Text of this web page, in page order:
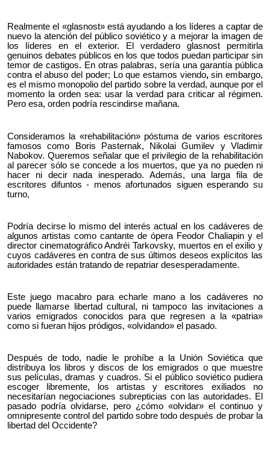
Realmente el «glasnost» está ayudando a los líderes a captar de
nuevo la atención del público soviético y a mejorar la imagen de
los líderes en el exterior. El verdadero glasnost permitirla
genuinos debates públicos en los que todos puedan participar sin
temor de castigos. En otras palabras, sería una garantía pública
contra el abuso del poder; Lo que estamos viendo,sin embargo,
es el mismo monopolio del partido sobre la verdad, aunque por el
momento la orden sea: usar la verdad para criticar al régimen.
Pero esa, orden podría rescindirse mañana.
Consideramos la «rehabilitación» póstuma de varios escritores
famosos como Boris Pasternak, Nikolai Gumilev y Vladimir
Nabokov. Queremos señalar que el privilegio de la rehabilitación
al parecer sólo se concede a los muertos, que ya no pueden ni
hacer ni decir nada inesperado. Además, una larga fila de
escritores difuntos - menos afortunados siguen esperando su
turno,
Podría decirse lo mismo del interés actual en los cadáveres de
algunos artistas como cantante de ópera Feodor Chaliapin y el
director cinematográfico Andréi Tarkovsky, muertos en el exilio y
cuyos cadáveres en contra de sus últimos deseos explícitos las
autoridades están tratando de repatriar desesperadamente.
Este juego macabro para echarle mano a los cadáveres no
puede llamarse libertad cultural, ni tampoco las invitaciones a
varios emigrados conocidos para que regresen a la «patria»
como si fueran hijos pródigos, «olvidando» el pasado.
Después de todo, nadie le prohíbe a la Unión Soviética que
distribuya los libros y discos de los emigrados o que muestre
sus películas, dramas y cuadros. Si el público soviético pudiera
escoger libremente, los artistas y escritores exiliados no
necesitarían negociaciones subrepticias con las autoridades. El
pasado podría olvidarse, pero ¿cómo «olvidar» el continuo y
omnipresente control del partido sobre todo después de probar la
libertad del Occidente?